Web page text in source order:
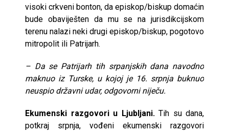
visoki crkveni bonton, da episkop/biskup domaćin
bude obaviješten da mu se na jurisdikcijskom
terenu nalazi neki drugi episkop/biskup, pogotovo
mitropolit ili Patrijarh.
– Da se Patrijarh tih srpanjskih dana navodno
maknuo iz Turske, u kojoj je 16. srpnja buknuo
neuspio državni udar, odgovorni niječu.
Ekumenski razgovori u Ljubljani.Tih su dana,
potkraj srpnja, vođeni ekumenski razgovori